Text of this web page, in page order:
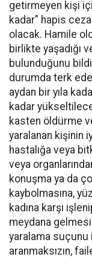
getirmeyen kişi
kadar" hapis
olacak. Hamile
birlikte yaşadığı
bulunduğunu
durumda terk
aydan bir yıla
kadar
kasten öldürme
yaralanan kişinin
hastalığa veya
veya
konuşma ya da
kaybolmasına,
kadına karşı
meydana
yaralama
aranmaksızın,